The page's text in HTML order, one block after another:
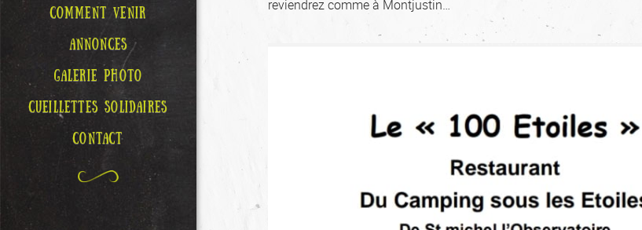
COMMENT VENIR
ANNONCES
GALERIE PHOTO
CUEILLETTES SOLIDAIRES
CONTACT
reviendrez comme à Montjustin…